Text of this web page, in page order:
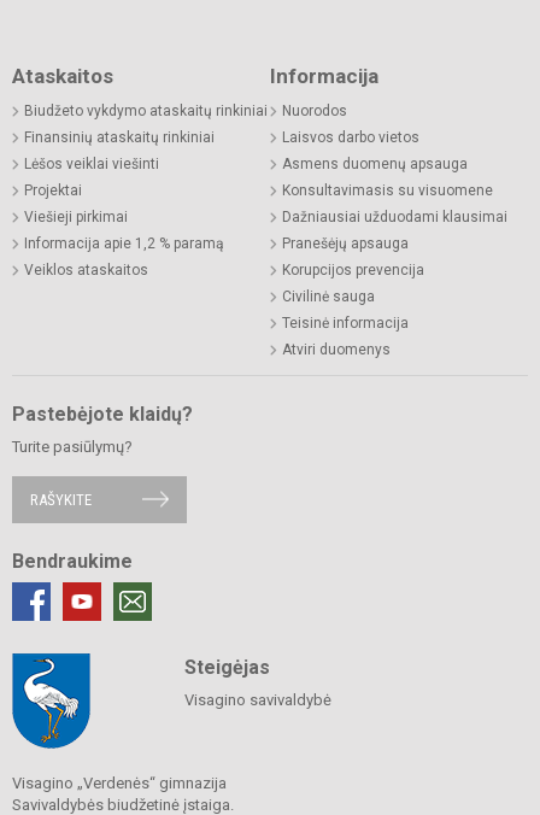
Ataskaitos
Biudžeto vykdymo ataskaitų rinkiniai
Finansinių ataskaitų rinkiniai
Lėšos veiklai viešinti
Projektai
Viešieji pirkimai
Informacija apie 1,2 % paramą
Veiklos ataskaitos
Informacija
Nuorodos
Laisvos darbo vietos
Asmens duomenų apsauga
Konsultavimasis su visuomene
Dažniausiai užduodami klausimai
Pranešėjų apsauga
Korupcijos prevencija
Civilinė sauga
Teisinė informacija
Atviri duomenys
Pastebėjote klaidų?
Turite pasiūlymų?
RAŠYKITE
Bendraukime
Steigėjas
Visagino savivaldybė
Visagino „Verdenės“ gimnazija
Savivaldybės biudžetinė įstaiga.